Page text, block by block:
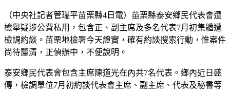
（中央社記者管瑞平苗栗縣4日電）苗栗縣泰安鄉民代表會遭
檢舉疑涉公費私用，包含正、副主席及多名代表7月初集體遭
檢調約談。苗栗地檢署今天證實，確有約談搜索行動，惟案件
尚待釐清，正偵辦中，不便說明。
泰安鄉民代表會包含主席陳道光在內共7名代表。鄉內近日盛
傳，檢調單位7月初約談代表會主席、副主席、代表及秘書等